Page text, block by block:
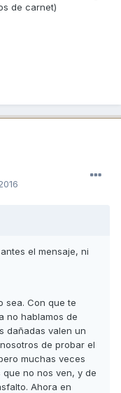
de carnet)
el mensaje, ni
sea. Con que te
no hablamos de
dañadas valen un
de probar el
muchas veces
no nos ven, y de
Ahora en